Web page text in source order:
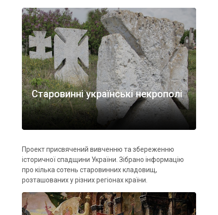
Старовинні українські некрополі
Проект присвячений вивченню та збереженню
історичної спадщини України. Зібрано інформацію
про кілька сотень старовинних кладовищ,
розташованих у різних регіонах країни.